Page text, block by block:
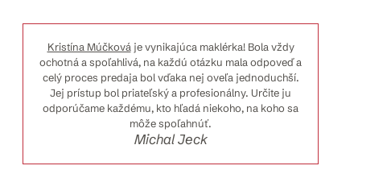
Kristína Múčkováje vynikajúca maklérka! Bola vždy
ochotná a spoľahlivá, na každú otázku mala odpoveď a
celý proces predaja bol vďaka nej oveľa jednoduchší.
Jej prístup bol priateľský a profesionálny. Určite ju
odporúčame každému, kto hľadá niekoho, na koho sa
môže spoľahnúť.
Michal Jeck